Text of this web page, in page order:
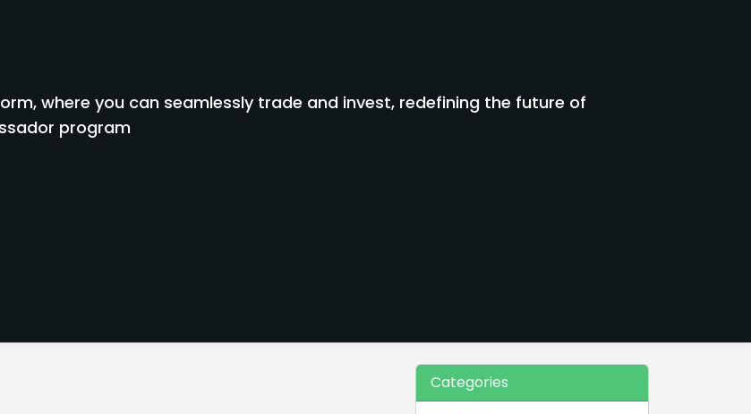
where you can seamlessly trade and invest, redefining the future of
program
Categories